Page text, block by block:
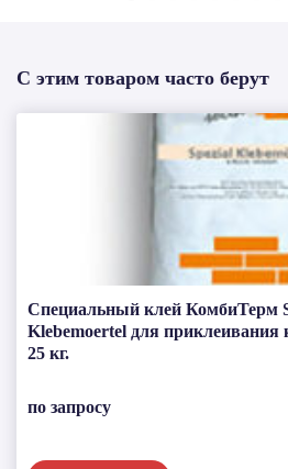
С этим товаром часто берут
Специальный клей КомбиТерм
Klebemoertel для приклеивания
25 кг.
по запросу